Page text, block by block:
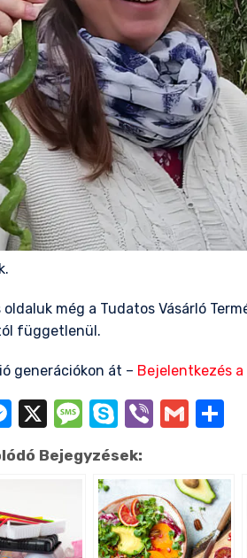
oldaluk még a Tudatos Vásárló
függetlenül.
generációkon át – Bejelentkezés
Messenger
X Message
Skype
ViberGmail
Bejegyzések: